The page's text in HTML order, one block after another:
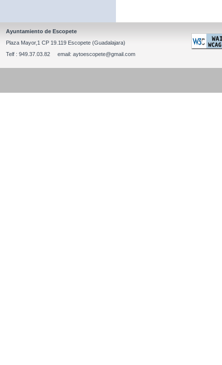
Ayuntamiento de Escopete
Plaza Mayor,1 CP 19.119 Escopete (Guadalajara)
Telf : 949.37.03.82 email: aytoescopete@gmail.com